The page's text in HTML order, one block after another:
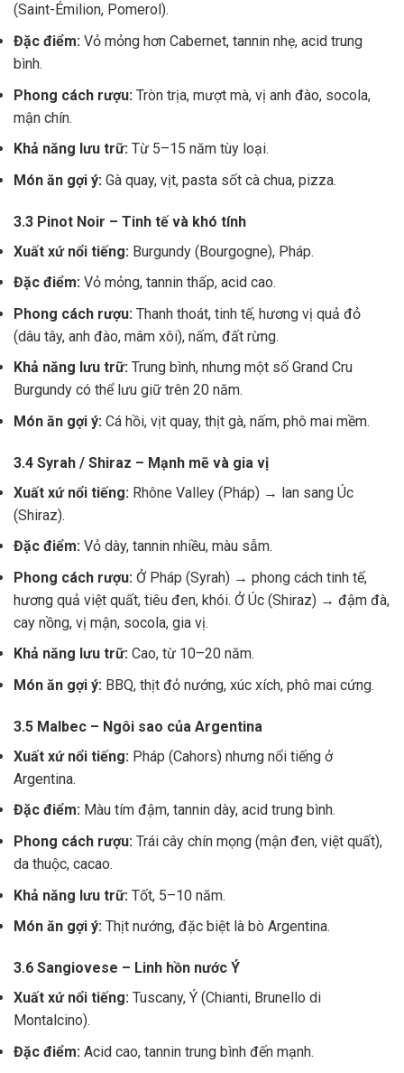
(Saint-Émilion, Pomerol).
Đặc điểm: Vỏ mỏng hơn Cabernet, tannin nhẹ, acid trung
bình.
Phong cách rượu: Tròn trịa, mượt mà, vị anh đào, socola,
mận chín.
Khả năng lưu trữ: Từ 5–15 năm tùy loại.
Món ăn gợi ý: Gà quay, vịt, pasta sốt cà chua, pizza.
3.3 Pinot Noir – Tinh tế và khó tính
Xuất xứ nổi tiếng: Burgundy (Bourgogne), Pháp.
Đặc điểm: Vỏ mỏng, tannin thấp, acid cao.
Phong cách rượu: Thanh thoát, tinh tế, hương vị quả đỏ
(dâu tây, anh đào, mâm xôi), nấm, đất rừng.
Khả năng lưu trữ: Trung bình, nhưng một số Grand Cru
Burgundy có thể lưu giữ trên 20 năm.
Món ăn gợi ý: Cá hồi, vịt quay, thịt gà, nấm, phô mai mềm.
3.4 Syrah / Shiraz – Mạnh mẽ và gia vị
Xuất xứ nổi tiếng: Rhône Valley (Pháp) → lan sang Úc
(Shiraz).
Đặc điểm: Vỏ dày, tannin nhiều, màu sẫm.
Phong cách rượu: Ở Pháp (Syrah) → phong cách tinh tế,
hương quả việt quất, tiêu đen, khói. Ở Úc (Shiraz) → đậm đà,
cay nồng, vị mận, socola, gia vị.
Khả năng lưu trữ: Cao, từ 10–20 năm.
Món ăn gợi ý: BBQ, thịt đỏ nướng, xúc xích, phô mai cứng.
3.5 Malbec – Ngôi sao của Argentina
Xuất xứ nổi tiếng: Pháp (Cahors) nhưng nổi tiếng ở
Argentina.
Đặc điểm: Màu tím đậm, tannin dày, acid trung bình.
Phong cách rượu: Trái cây chín mọng (mận đen, việt quất),
da thuộc, cacao.
Khả năng lưu trữ: Tốt, 5–10 năm.
Món ăn gợi ý: Thịt nướng, đặc biệt là bò Argentina.
3.6 Sangiovese – Linh hồn nước Ý
Xuất xứ nổi tiếng: Tuscany, Ý (Chianti, Brunello di
Montalcino).
Đặc điểm: Acid cao, tannin trung bình đến mạnh.